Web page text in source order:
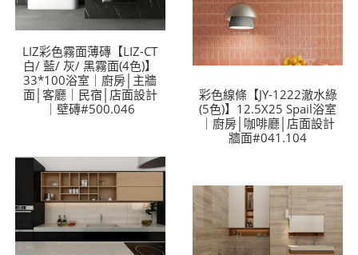
LIZ彩色霧面薄磚【LIZ-CT
白/ 藍/ 灰/ 黑霧面(4色)】
33*100浴室｜廚房│主牆
面│客廳｜民宿│店面設計
｜壁磚#500.046
彩色線條【JY-1222澈水綠
(5色)】12.5X25 Spail浴室
｜廚房│咖啡廳│店面設計
牆面#041.104